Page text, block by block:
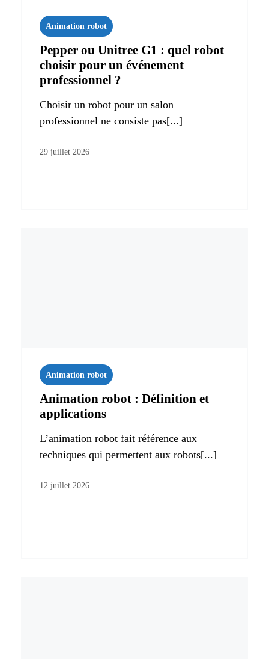
Animation robot
Pepper ou Unitree G1 : quel robot
choisir pour un événement
professionnel ?
Choisir un robot pour un salon
professionnel ne consiste pas[...]
29 juillet 2026
Animation robot
Animation robot : Définition et
applications
L’animation robot fait référence aux
techniques qui permettent aux robots[...]
12 juillet 2026